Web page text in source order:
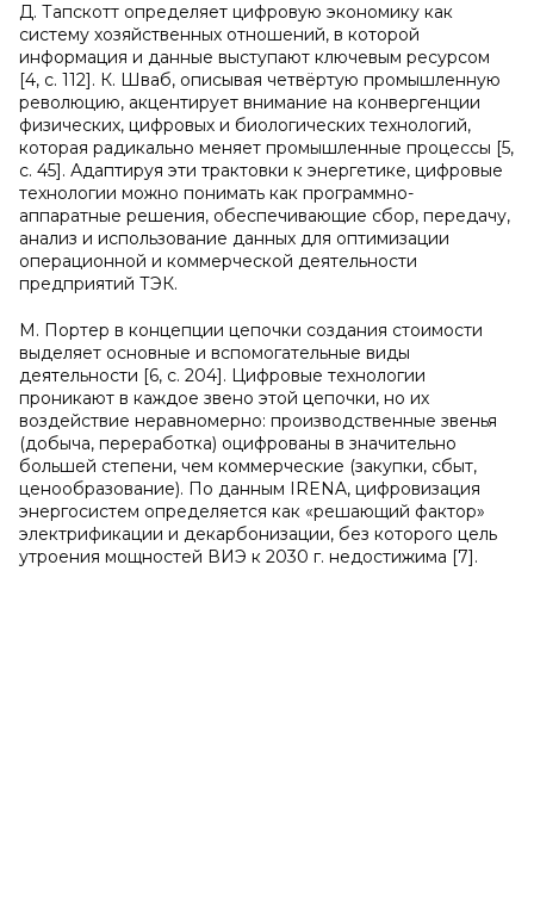
Д. Тапскотт определяет цифровую экономику как
систему хозяйственных отношений, в которой
информация и данные выступают ключевым ресурсом
[4, с. 112]. К. Шваб, описывая четвёртую промышленную
революцию, акцентирует внимание на конвергенции
физических, цифровых и биологических технологий,
которая радикально меняет промышленные процессы [5,
с. 45]. Адаптируя эти трактовки к энергетике, цифровые
технологии можно понимать как программно-
аппаратные решения, обеспечивающие сбор, передачу,
анализ и использование данных для оптимизации
операционной и коммерческой деятельности
предприятий ТЭК.
М. Портер в концепции цепочки создания стоимости
выделяет основные и вспомогательные виды
деятельности [6, с. 204]. Цифровые технологии
проникают в каждое звено этой цепочки, но их
воздействие неравномерно: производственные звенья
(добыча, переработка) оцифрованы в значительно
большей степени, чем коммерческие (закупки, сбыт,
ценообразование). По данным IRENA, цифровизация
энергосистем определяется как «решающий фактор»
электрификации и декарбонизации, без которого цель
утроения мощностей ВИЭ к 2030 г. недостижима [7].